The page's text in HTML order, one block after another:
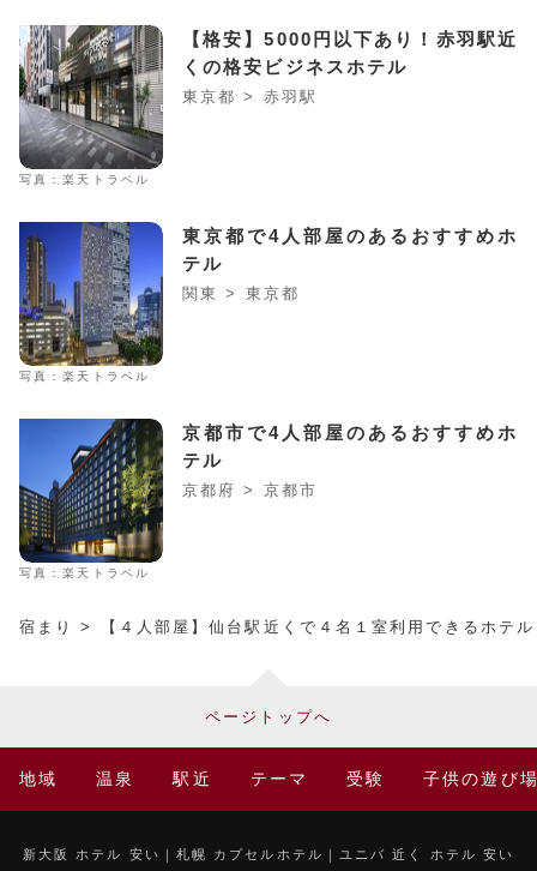
写真：楽天トラベル
【格安】5000円以下あり！赤羽駅近
くの格安ビジネスホテル
東京都 > 赤羽駅
写真：楽天トラベル
東京都で4人部屋のあるおすすめホ
テル
関東 > 東京都
写真：楽天トラベル
京都市で4人部屋のあるおすすめホ
テル
京都府 > 京都市
宿まり > 【４人部屋】仙台駅近くで４名１室利用できるホテル
ページトップへ
地域 温泉 駅近 テーマ 受験 子供の遊び
新大阪 ホテル 安い 札幌 カプセルホテル ユニバ 近く ホテル 安い